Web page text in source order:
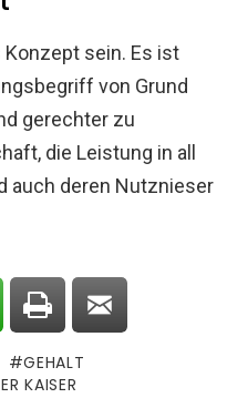
sein. Es ist
von Grund
gerechter zu
die Leistung in all
auch deren Nutznieser
GEHALT
KAISER